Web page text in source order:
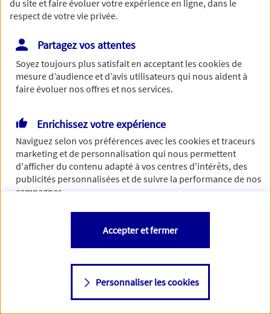
Vous disposez de droits sur les informations vous concernant. Pour
plus d’informations,cliquez ici.
du site et faire évoluer votre expérience en ligne, dans le
respect de votre vie privée.
Partagez vos attentes
Soyez toujours plus satisfait en acceptant lescookiesde
mesure d’audience et d’avis utilisateurs qui nous aident à
faire évoluer nos offres et nos services.
Enrichissez votre expérience
Naviguez selon vos préférences avec lescookies et traceurs
marketing et de personnalisation qui nous permettent
d'afficher du contenu adapté à vos centres d'intérêts, des
publicités personnalisées et de suivre la performance de nos
campagnes.
Vous êtes libre de les accepter, de les refuser comme de
changer d'avis à tout moment en allant sur
Consulter notre politique decookies
Personnaliser les cookies
Accepter et fermer